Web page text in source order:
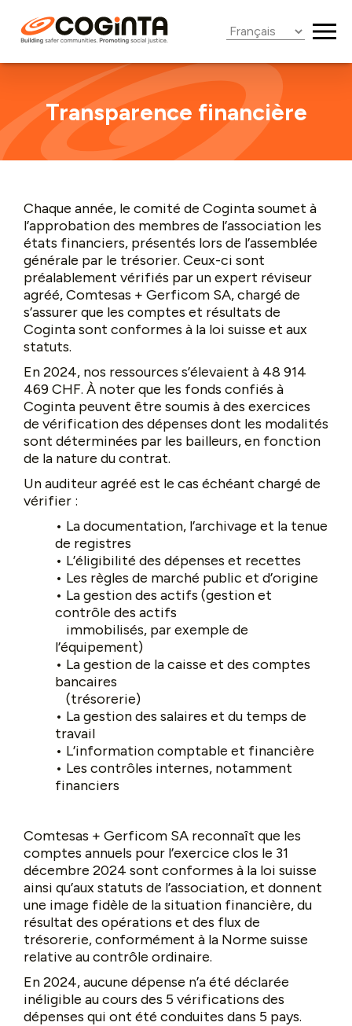
Roster
Transparence financière
Chaque année, le comité de Coginta soumet à
l’approbation des membres de l’association les
états financiers, présentés lors de l’assemblée
générale par le trésorier. Ceux-ci sont
préalablement vérifiés par un expert réviseur
agréé, Comtesas + Gerficom SA, chargé de
s’assurer que les comptes et résultats de
Coginta sont conformes à la loi suisse et aux
statuts.
En 2024, nos ressources s’élevaient à 48 914
469 CHF. À noter que les fonds confiés à
Coginta peuvent être soumis à des exercices
de vérification des dépenses dont les modalités
sont déterminées par les bailleurs, en fonction
de la nature du contrat.
Un auditeur agréé est le cas échéant chargé de
vérifier :
• La documentation, l’archivage et la tenue
de registres
• L’éligibilité des dépenses et recettes
• Les règles de marché public et d’origine
• La gestion des actifs (gestion et
contrôle des actifs
immobilisés, par exemple de
l’équipement)
• La gestion de la caisse et des comptes
bancaires
(trésorerie)
• La gestion des salaires et du temps de
travail
• L’information comptable et financière
• Les contrôles internes, notamment
financiers
Comtesas + Gerficom SA reconnaît que les
comptes annuels pour l’exercice clos le 31
décembre 2024 sont conformes à la loi suisse
ainsi qu’aux statuts de l’association, et donnent
une image fidèle de la situation financière, du
résultat des opérations et des flux de
trésorerie, conformément à la Norme suisse
relative au contrôle ordinaire.
En 2024, aucune dépense n’a été déclarée
inéligible au cours des 5 vérifications des
dépenses qui ont été conduites dans 5 pays.